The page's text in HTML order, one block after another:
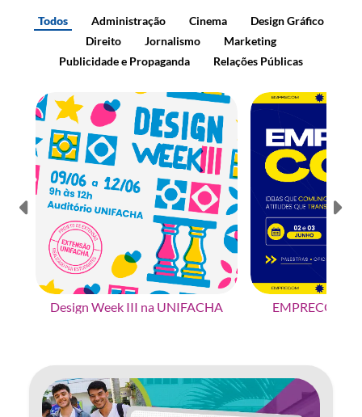
Todos Administração Cinema
Design Gráfico
Direito
Jornalismo
Marketing
Publicidade e Propaganda
Relações Públicas
Design Week III na UNIFACHA EMPRECOM